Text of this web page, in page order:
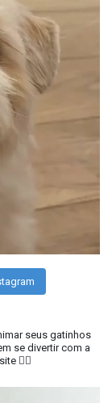
seus gatinhos
se divertir com a
👇🏻